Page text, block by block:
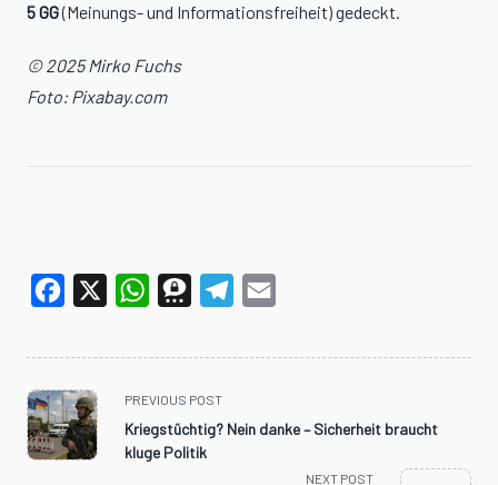
5 GG(Meinungs- und Informationsfreiheit) gedeckt.
© 2025 Mirko Fuchs
Foto: Pixabay.com
Facebook WhatsAppThreemaTelegram
<span
class="nav-
subtitle
PREVIOUS POST
Kriegstüchtig? Nein danke – Sicherheit braucht
kluge Politik
NEXT POST